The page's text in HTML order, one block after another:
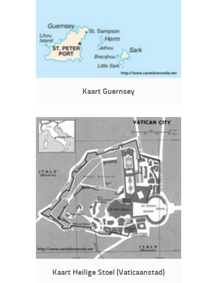
Kaart Guernsey
Kaart Heilige Stoel (Vaticaanstad)